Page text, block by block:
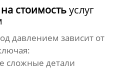
стоимостьуслуг
давлением зависит от
сложные детали